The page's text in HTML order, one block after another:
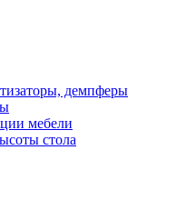
демпферы
мебели
стола